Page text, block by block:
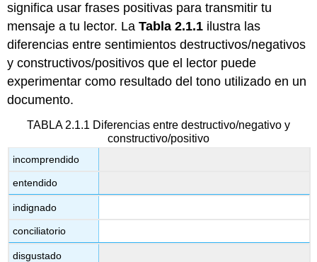
significa usar frases positivas para transmitir tu
mensaje a tu lector. LaTabla 2.1.1 ilustra las
diferencias entre sentimientos destructivos/negativos
y constructivos/positivos que el lector puede
experimentar como resultado del tono utilizado en un
documento.
TABLA 2.1.1 Diferencias entre destructivo/negativo y
constructivo/positivo
incomprendido
entendido
indignado
conciliatorio
disgustado